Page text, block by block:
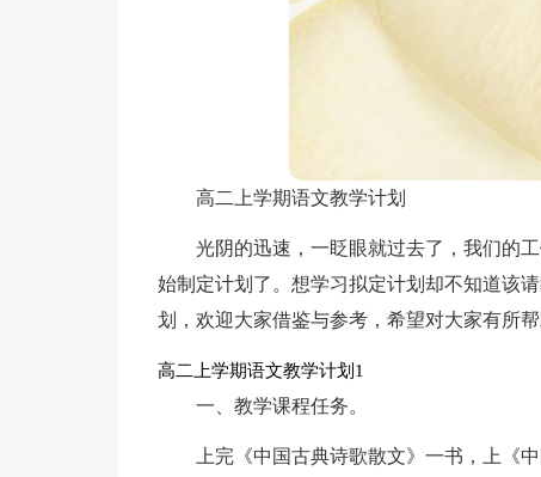
高二上学期语文教学计划
光阴的迅速，一眨眼就过去了，我们的
始制定计划了。想学习拟定计划却不知道该
划，欢迎大家借鉴与参考，希望对大家有所帮
高二上学期语文教学计划1
一、教学课程任务。
上完《中国古典诗歌散文》一书，上《